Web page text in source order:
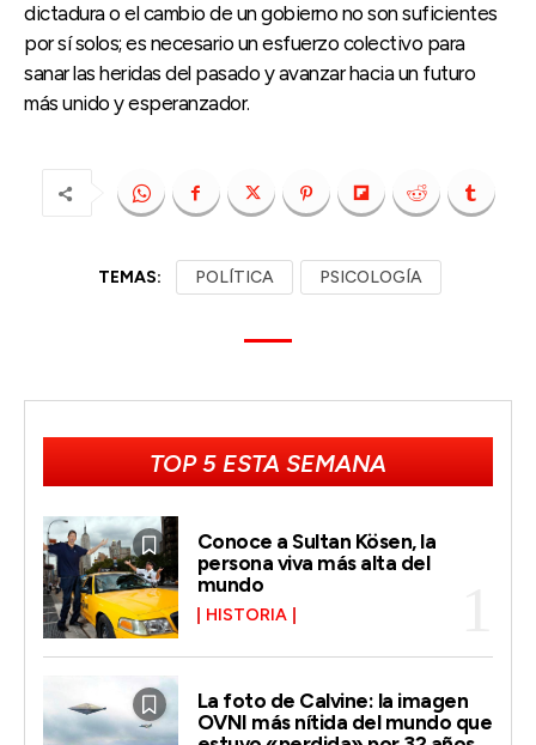
dictadura o el cambio de un gobierno no son suficientes
por sí solos; es necesario un esfuerzo colectivo para
sanar las heridas del pasado y avanzar hacia un futuro
más unido y esperanzador.
TEMAS: POLÍTICA PSICOLOGÍA
TOP 5 ESTA SEMANA
Conoce a Sultan Kösen, la
persona viva más alta del
mundo
HISTORIA
La foto de Calvine: la imagen
OVNI más nítida del mundo que